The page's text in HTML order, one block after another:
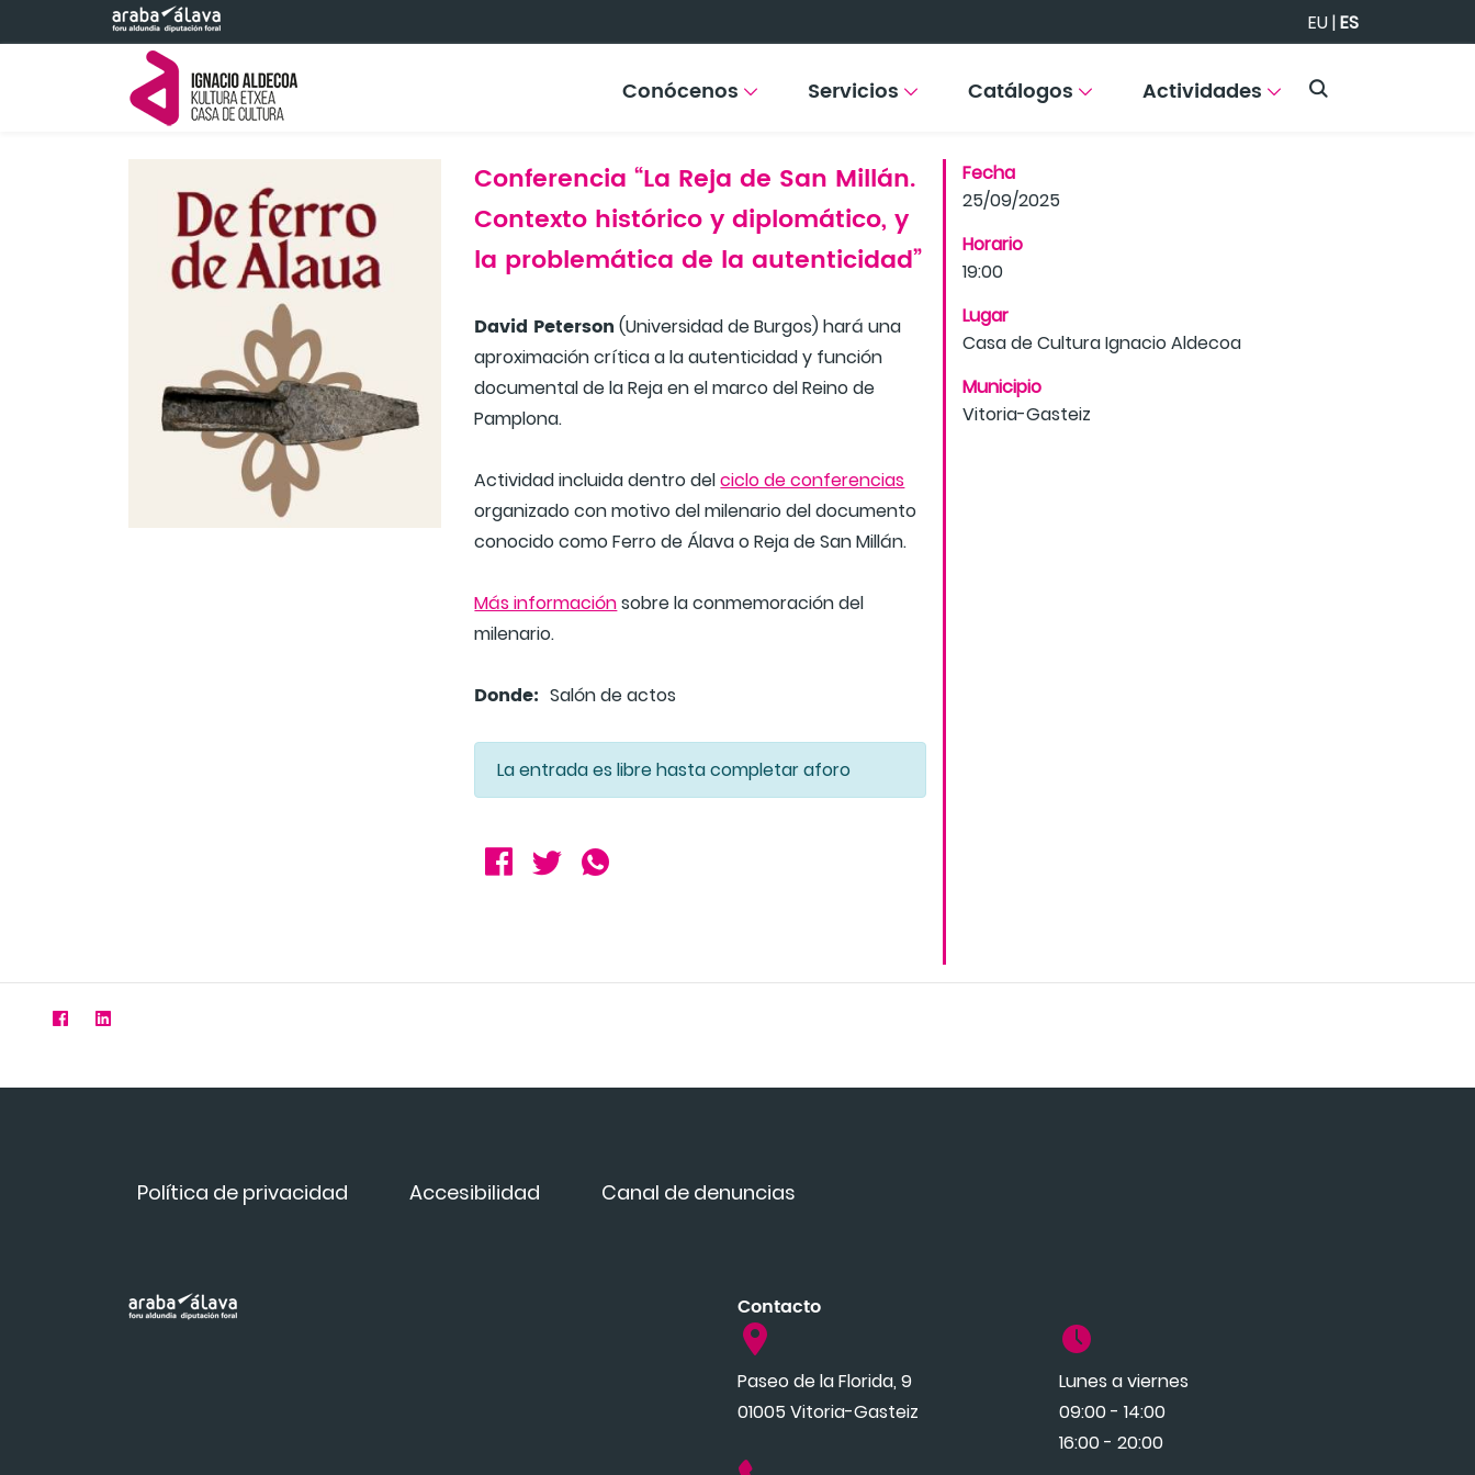
Saltar al contenido principal EU|ES
Conócenos Servicios Catálogos Actividades
Conferencia “La Reja de San Millán.
Contexto histórico y diplomático, y
la problemática de la autenticidad”
David Peterson (Universidad de Burgos) hará una
aproximación crítica a la autenticidad y función
documental de la Reja en el marco del Reino de
Pamplona.
Actividad incluida dentro delciclo de conferencias
organizado con motivo del milenario del documento
conocido como Ferro de Álava o Reja de San Millán.
Más informaciónsobre la conmemoración del
milenario.
Donde:Salón de actos
La entrada es libre hasta completar aforo
Fecha
25/09/2025
Horario
19:00
Lugar
Casa de Cultura Ignacio Aldecoa
Municipio
Vitoria-Gasteiz
Política de privacidad Accesibilidad Canal de denuncias
Contacto
Paseo de la Florida, 9
01005 Vitoria-Gasteiz
Lunes a viernes
09:00 - 14:00
16:00 - 20:00